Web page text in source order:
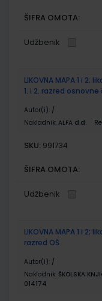
ŠIFRA OMOTA:
Udžbenik
LIKOVNA MAPA 1 i
1. i 2. razred osnovne
Autor(i): /
Nakladnik: ALFA d.d.
SKU: 991734
ŠIFRA OMOTA:
Udžbenik
LIKOVNA MAPA 1 i
razred OŠ
Autor(i): /
Nakladnik: ŠKOLSKA
014174